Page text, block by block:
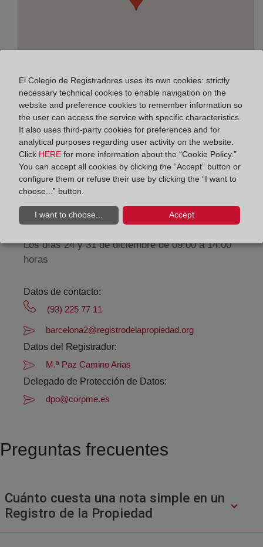
Address:
Paseo de la Zona Franca, 109-Edif. Torre Marina,
8038
Horario:
De lunes a viernes de 09:00 a 17:00 horas
Los días 24 y 31 de diciembre de 09:00 a 14:00
horas
Datos de contacto:
(93) 225 77 11
barcelona2@registrodelapropiedad.org
Datos del Registrador:
M.ª Paz Camino Arias
Delegado de Protección de Datos:
dpo@corpme.es
Preguntas frecuentes
Cuánto cuesta una nota simple en un
Registro de la Propiedad
El Colegio de Registradores uses its own cookies: strictly
necessary technical cookies to enable navigation on the
website and preference cookies to remember information so
the user can access the service with specific characteristics.
It also uses third-party cookies for preferences and for
analytical purposes regarding user activity on the website.
Click HERE for more information about the “Cookie Policy.”
You can accept all cookies by clicking the “Accept” button or
configure them or refuse their use by clicking the “I want to
choose...” button.
I want to choose... Accept